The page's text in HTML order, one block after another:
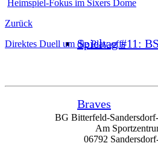
Spieltag #11:
Braves
Heimspiel-Fokus im Sixers Dome
Zurück
Direktes Duell um die Play-offs
BG Bitterfeld-
Am
06792